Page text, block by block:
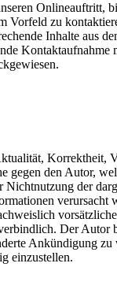
Onlineauftritt,
Vorfeld zu
Inhalte aus
Kontaktaufnahme
Korrektheit,
gegen den Autor,
der
verursacht
Der Autor
Ankündigung
einzustellen.